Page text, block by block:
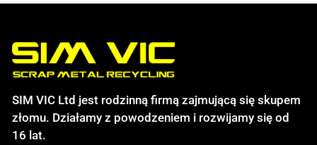
SIM VIC Ltd jest rodzinną firmą zajmującą się skupem
złomu. Działamy z powodzeniem i rozwijamy się od
16 lat.